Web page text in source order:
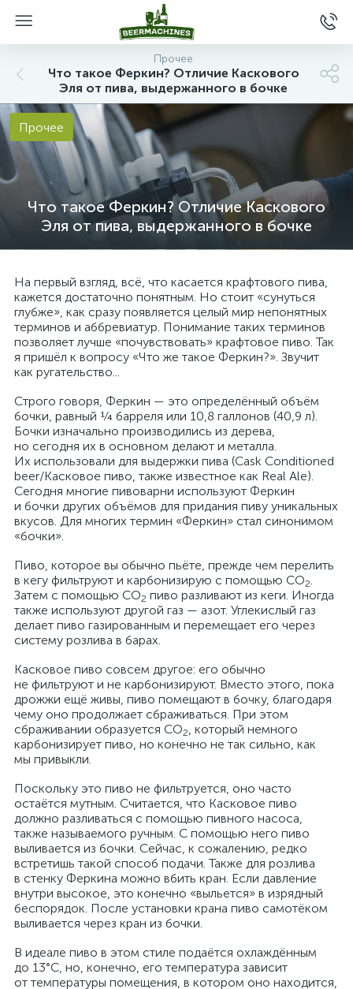
Прочее
Что такое Феркин? Отличие Каскового
Эля от пива, выдержанного в бочке
Что такое Феркин? Отличие Каскового
Эля от пива, выдержанного в бочке
Прочее
На первый взгляд, всё, что касается крафтового пива,
кажется достаточно понятным. Но стоит «сунуться
глубже», как сразу появляется целый мир непонятных
терминов и аббревиатур. Понимание таких терминов
позволяет лучше «почувствовать» крафтовое пиво. Так
я пришёл к вопросу «Что же такое Феркин?». Звучит
как ругательство...
Строго говоря, Феркин — это определённый объём
бочки, равный ¼ барреля или 10,8 галлонов (40,9 л).
Бочки изначально производились из дерева,
но сегодня их в основном делают и металла.
Их использовали для выдержки пива (Cask Conditioned
beer/Касковое пиво, также известное как Real Ale).
Сегодня многие пивоварни используют Феркин
и бочки других объёмов для придания пиву уникальных
вкусов. Для многих термин «Феркин» стал синонимом
«бочки».
Пиво, которое вы обычно пьёте, прежде чем перелить
в кегу фильтруют и карбонизирую с помощью CO2.
Затем с помощью CO2 пиво разливают из кеги. Иногда
также используют другой газ — азот. Углекислый газ
делает пиво газированным и перемещает его через
систему розлива в барах.
Касковое пиво совсем другое: его обычно
не фильтруют и не карбонизируют. Вместо этого, пока
дрожжи ещё живы, пиво помещают в бочку, благодаря
чему оно продолжает сбраживаться. При этом
сбраживании образуется CO2, который немного
карбонизирует пиво, но конечно не так сильно, как
мы привыкли.
Поскольку это пиво не фильтруется, оно часто
остаётся мутным. Считается, что Касковое пиво
должно разливаться с помощью пивного насоса,
также называемого ручным. С помощью него пиво
выливается из бочки. Сейчас, к сожалению, редко
встретишь такой способ подачи. Также для розлива
в стенку Феркина можно вбить кран. Если давление
внутри высокое, это конечно «выльется» в изрядный
беспорядок. После установки крана пиво самотёком
выливается через кран из бочки.
В идеале пиво в этом стиле подаётся охлаждённым
до 13°С, но, конечно, его температура зависит
от температуры помещения, в котором оно находится,